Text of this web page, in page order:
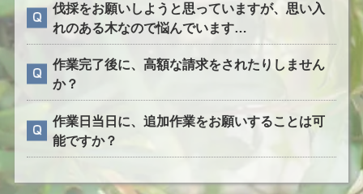
伐採をお願いしようと思っていますが、思い入
れのある木なので悩んでいます…
作業完了後に、高額な請求をされたりしません
か？
作業日当日に、追加作業をお願いすることは可
能ですか？